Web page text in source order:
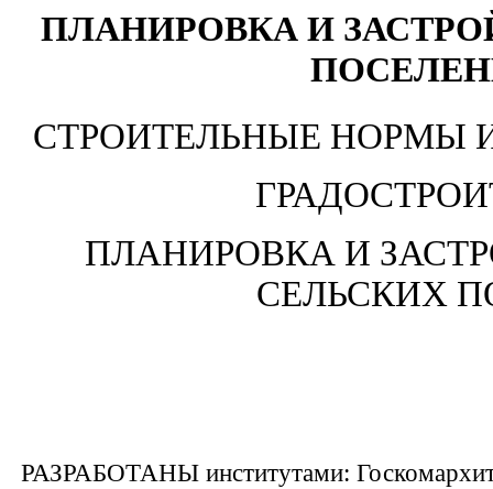
ПЛАНИРОВКА И
СТРОИТЕЛЬНЫЕ НОРМЫ И
ПЛАНИРОВКА И
СЕЛЬСКИХ
РАЗРАБОТАНЫ институтами: